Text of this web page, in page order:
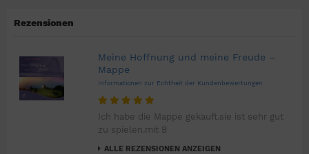
Rezensionen
Meine Hoffnung und meine Freude –
Mappe
Informationen zur Echtheit der Kundenbewertungen
Ich habe die Mappe gekauft.sie ist sehr gut
zu spielen.mit B
ALLE REZENSIONEN ANZEIGEN